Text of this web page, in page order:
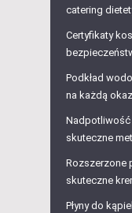
catering
Certyfikaty
Podkład
na każdą
Nadpotliwość
skuteczne
Rozszerzone
skuteczne
Płyny do